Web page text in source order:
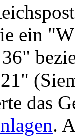
ein
das
.